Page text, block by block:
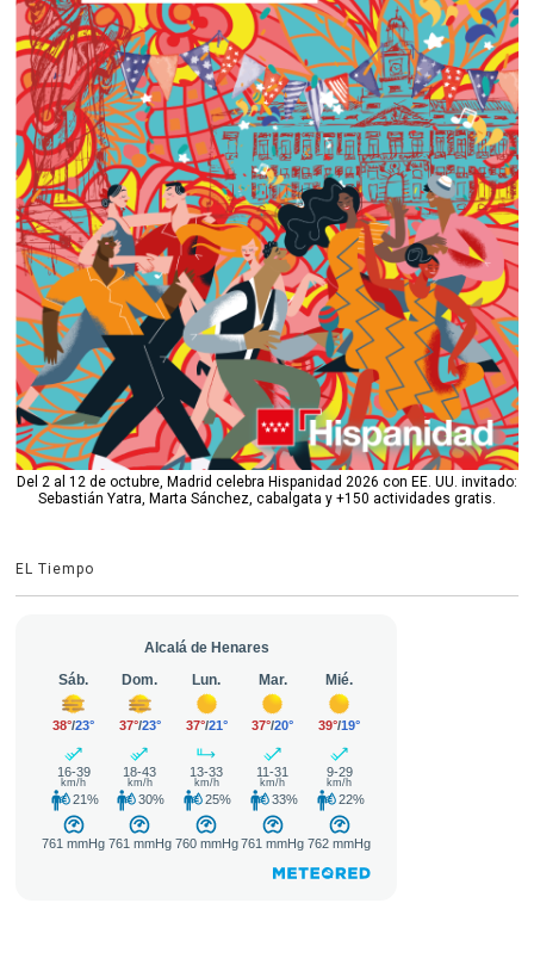
Del 2 al 12 de octubre, Madrid celebra Hispanidad 2026 con EE. UU. invitado:
Sebastián Yatra, Marta Sánchez, cabalgata y +150 actividades gratis.
EL Tiempo